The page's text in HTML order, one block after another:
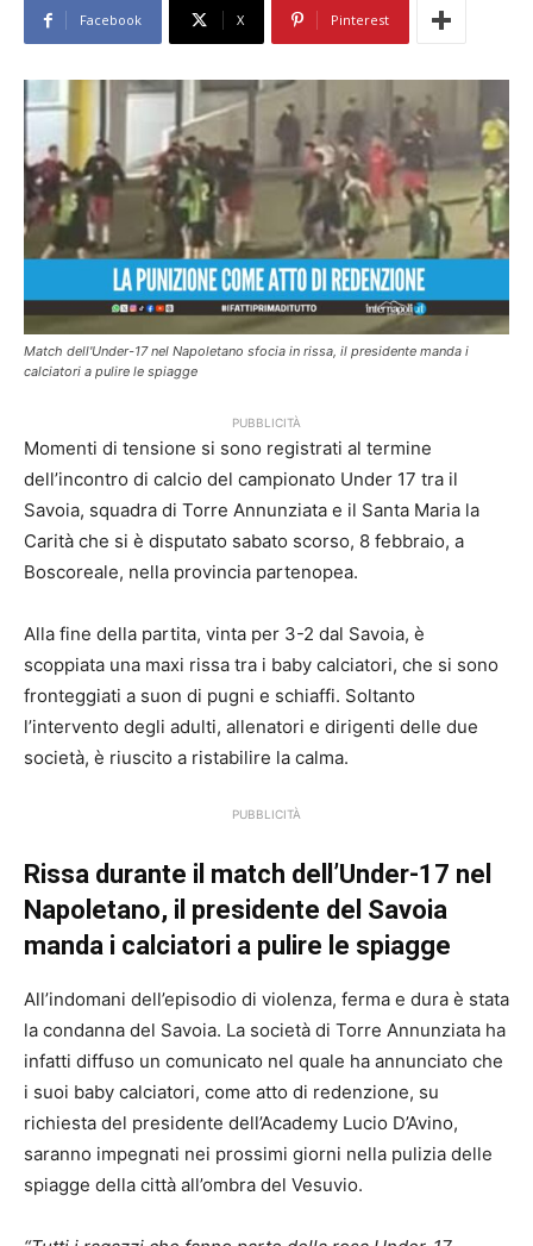
Facebook X Pinterest
Match dell'Under-17 nel Napoletano sfocia in rissa, il presidente manda i
calciatori a pulire le spiagge
PUBBLICITÀ
Momenti di tensione si sono registrati al termine
dell’incontro di calcio del campionato Under 17 tra il
Savoia, squadra di Torre Annunziata e il Santa Maria la
Carità che si è disputato sabato scorso, 8 febbraio, a
Boscoreale, nella provincia partenopea.
Alla fine della partita, vinta per 3-2 dal Savoia, è
scoppiata una maxi rissa tra i baby calciatori, che si sono
fronteggiati a suon di pugni e schiaffi. Soltanto
l’intervento degli adulti, allenatori e dirigenti delle due
società, è riuscito a ristabilire la calma.
PUBBLICITÀ
Rissa durante il match dell’Under-17 nel
Napoletano, il presidente del Savoia
manda i calciatori a pulire le spiagge
All’indomani dell’episodio di violenza, ferma e dura è stata
la condanna del Savoia. La società di Torre Annunziata ha
infatti diffuso un comunicato nel quale ha annunciato che
i suoi baby calciatori, come atto di redenzione, su
richiesta del presidente dell’Academy Lucio D’Avino,
saranno impegnati nei prossimi giorni nella pulizia delle
spiagge della città all’ombra del Vesuvio.